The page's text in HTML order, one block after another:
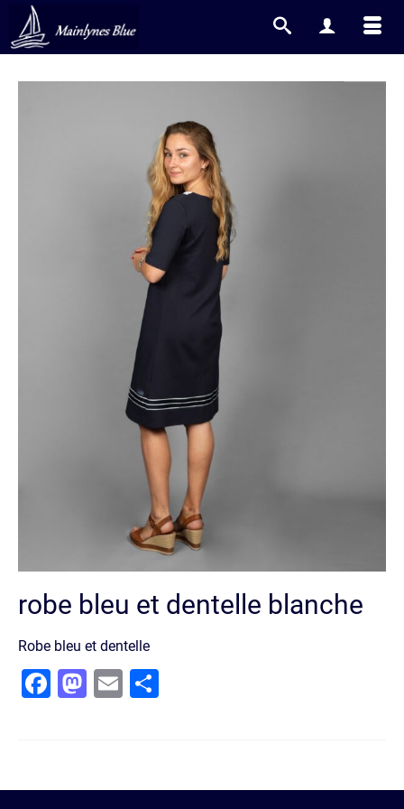
robe bleu et dentelle blanche
Robe bleu et dentelle
Facebook
Mastodon
Email